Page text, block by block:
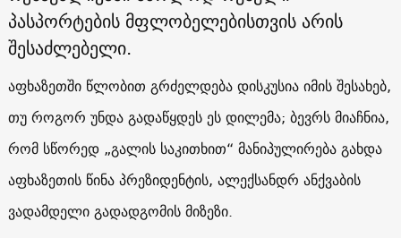
პასპორტების მფლობელებისთვის არის
შესაძლებელი.
აფხაზეთში წლობით გრძელდება დისკუსია იმის შესახებ,
თუ როგორ უნდა გადაწყდეს ეს დილემა; ბევრს მიაჩნია,
რომ სწორედ „გალის საკითხით“ მანიპულირება გახდა
აფხაზეთის წინა პრეზიდენტის, ალექსანდრ ანქვაბის
ვადამდელი გადადგომის მიზეზი.